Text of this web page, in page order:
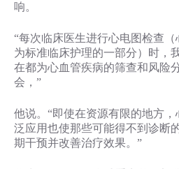
响。
“每次临床医生进行心电图检查
为标准临床护理的一部分）时，
在都为心血管疾病的筛查和风险
会，”
他说。“即使在资源有限的地方
泛应用也使那些可能得不到诊断
期干预并改善治疗效果。”